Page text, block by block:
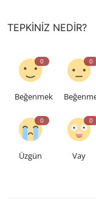
TEPKINIZ NEDIR?
0
Beğenmek
0
0
Üzgün
0
Vay